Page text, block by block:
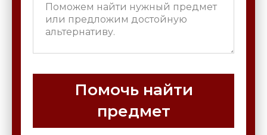
Помочь найти
предмет